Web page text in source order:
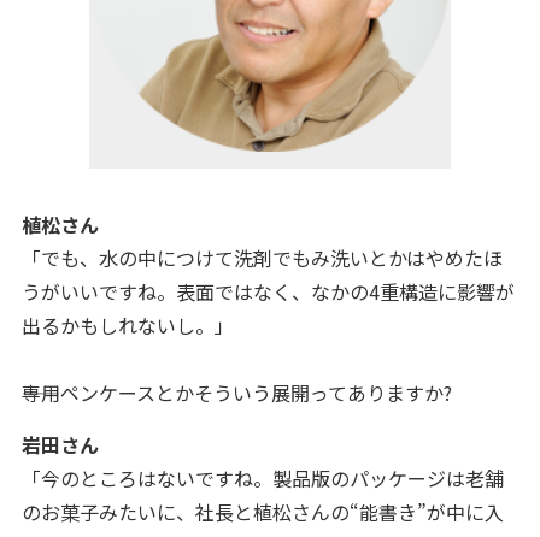
植松さん
「でも、水の中につけて洗剤でもみ洗いとかはやめたほ
うがいいですね。表面ではなく、 なかの4重構造に影響が
出るかもしれないし。 」
――専用ペンケースとかそういう展開ってありますか?
岩田さん
「今のところはないですね。製品版のパッケージは老舗
のお菓子みたいに、社長と植松さんの“能書き”が中に入